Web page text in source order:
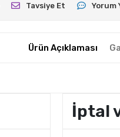
Tavsiye Et Yorum
Ürün Açıklaması
İptal